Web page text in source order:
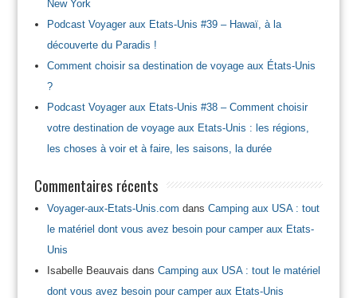
New York
Podcast Voyager aux Etats-Unis #39 – Hawaï, à la
découverte du Paradis !
Comment choisir sa destination de voyage aux États-Unis
?
Podcast Voyager aux Etats-Unis #38 – Comment choisir
votre destination de voyage aux Etats-Unis : les régions,
les choses à voir et à faire, les saisons, la durée
Commentaires récents
Voyager-aux-Etats-Unis.com dans Camping aux USA : tout
le matériel dont vous avez besoin pour camper aux Etats-
Unis
Isabelle Beauvais dans Camping aux USA : tout le matériel
dont vous avez besoin pour camper aux Etats-Unis